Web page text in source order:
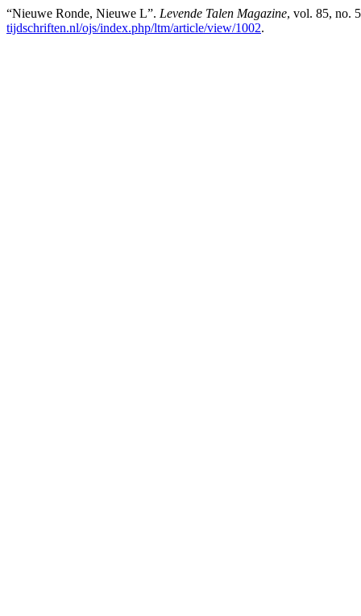
“Nieuwe Ronde, Nieuwe L”. Levende Talen Magazine, vol. 85, no.
tijdschriften.nl/ojs/index.php/ltm/article/view/1002.